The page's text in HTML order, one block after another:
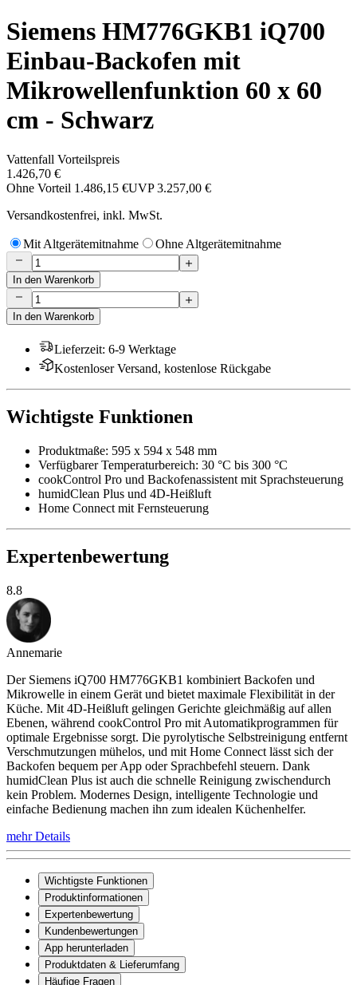
Siemens HM776GKB1 iQ700
Einbau-Backofen mit
Mikrowellenfunktion 60 x 60
cm - Schwarz
Vattenfall Vorteilspreis
1.426,70 €
Ohne Vorteil 1.486,15 €UVP 3.257,00 €
Versandkostenfrei, inkl. MwSt.
Mit Altgerätemitnahme Ohne Altgerätemitnahme
In den Warenkorb
In den Warenkorb
Lieferzeit: 6-9 Werktage
Kostenloser Versand, kostenlose Rückgabe
Wichtigste Funktionen
Produktmaße: 595 x 594 x 548 mm
Verfügbarer Temperaturbereich: 30 °C bis 300 °C
cookControl Pro und Backofenassistent mit Sprachsteuerung
humidClean Plus und 4D-Heißluft
Home Connect mit Fernsteuerung
Expertenbewertung
8.8
Annemarie
Der Siemens iQ700 HM776GKB1 kombiniert Backofen und
Mikrowelle in einem Gerät und bietet maximale Flexibilität in der
Küche. Mit 4D-Heißluft gelingen Gerichte gleichmäßig auf allen
Ebenen, während cookControl Pro mit Automatikprogrammen für
optimale Ergebnisse sorgt. Die pyrolytische Selbstreinigung entfernt
Verschmutzungen mühelos, und mit Home Connect lässt sich der
Backofen bequem per App oder Sprachbefehl steuern. Dank
humidClean Plus ist auch die schnelle Reinigung zwischendurch
kein Problem. Modernes Design, intelligente Technologie und
einfache Bedienung machen ihn zum idealen Küchenhelfer.
mehr Details
Wichtigste Funktionen
Produktinformationen
Expertenbewertung
Kundenbewertungen
App herunterladen
Produktdaten & Lieferumfang
Häufige Fragen